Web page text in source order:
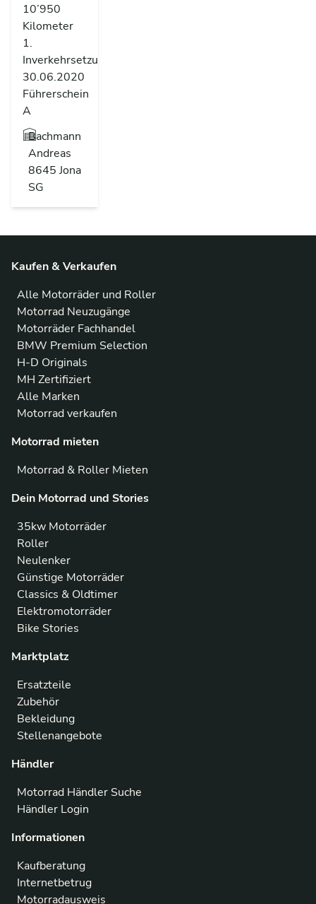
10’950
Kilometer
1.
Inverkehrsetzung
30.06.2020
Führerschein
A
Bachmann
Andreas
8645 Jona
SG
Kaufen & Verkaufen
Alle Motorräder und Roller
Motorrad Neuzugänge
Motorräder Fachhandel
BMW Premium Selection
H-D Originals
MH Zertifiziert
Alle Marken
Motorrad verkaufen
Motorrad mieten
Motorrad & Roller Mieten
Dein Motorrad und Stories
35kw Motorräder
Roller
Neulenker
Günstige Motorräder
Classics & Oldtimer
Elektromotorräder
Bike Stories
Marktplatz
Ersatzteile
Zubehör
Bekleidung
Stellenangebote
Händler
Motorrad Händler Suche
Händler Login
Informationen
Kaufberatung
Internetbetrug
Motorradausweis